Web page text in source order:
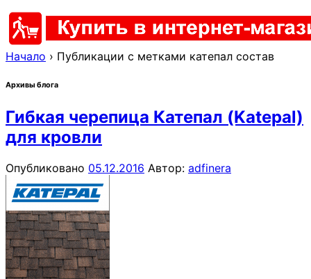
Начало › Публикации с метками катепал состав
Архивы блога
Гибкая черепица Катепал (Katepal)
для кровли
Опубликовано 05.12.2016 Автор: adfinera